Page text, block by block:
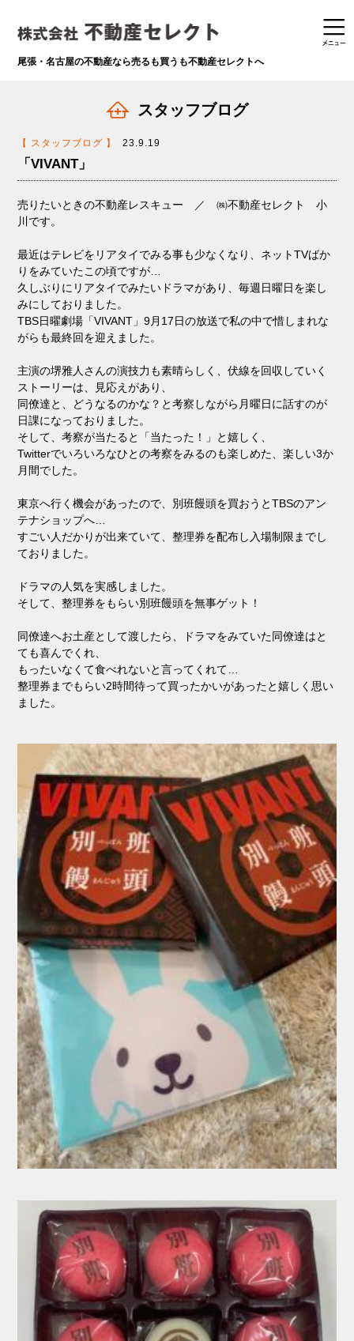
尾張・名古屋の不動産なら売るも買うも不動産セレクトへ
スタッフブログ
【 スタッフブログ 】 23.9.19
「VIVANT」
売りたいときの不動産レスキュー ／ ㈱不動産セレクト 小
川です。
最近はテレビをリアタイでみる事も少なくなり、ネットTVばか
りをみていたこの頃ですが…
久しぶりにリアタイでみたいドラマがあり、毎週日曜日を楽し
みにしておりました。
TBS日曜劇場「VIVANT」9月17日の放送で私の中で惜しまれな
がらも最終回を迎えました。
主演の堺雅人さんの演技力も素晴らしく、伏線を回収していく
ストーリーは、見応えがあり、
同僚達と、どうなるのかな？と考察しながら月曜日に話すのが
日課になっておりました。
そして、考察が当たると「当たった！」と嬉しく、
Twitterでいろいろなひとの考察をみるのも楽しめた、楽しい3か
月間でした。
東京へ行く機会があったので、別班饅頭を買おうとTBSのアン
テナショップへ…
すごい人だかりが出来ていて、整理券を配布し入場制限までし
ておりました。
ドラマの人気を実感しました。
そして、整理券をもらい別班饅頭を無事ゲット！
同僚達へお土産として渡したら、ドラマをみていた同僚達はと
ても喜んでくれ、
もったいなくて食べれないと言ってくれて…
整理券までもらい2時間待って買ったかいがあったと嬉しく思い
ました。